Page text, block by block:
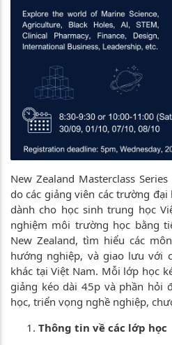
New Zealand Masterclass
do các giảng viên các trường
dành cho học sinh trung học
nghiệm môi trường học bằng
New Zealand, tìm hiểu các
hướng nghiệp, và giao lưu với
khác tại Việt Nam. Mỗi lớp học
giảng kéo dài 45p và phần hỏi
học, triển vọng nghề nghiệp,
Thông tin về các lớp học